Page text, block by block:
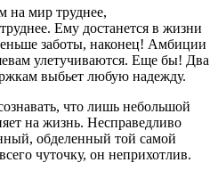
на мир труднее,
Ему достанется в жизни
заботы, наконец! Амбиции
улетучиваются. Еще бы! Два
выбьет любую надежду.
что лишь небольшой
на жизнь. Несправедливо
обделенный той самой
чуточку, он неприхотлив.